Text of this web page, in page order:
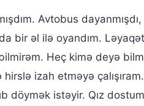
Avtobus
bir əl ilə oyandım.
Heç kimə deyə
izah etməyə
döymək istəyir. Qız